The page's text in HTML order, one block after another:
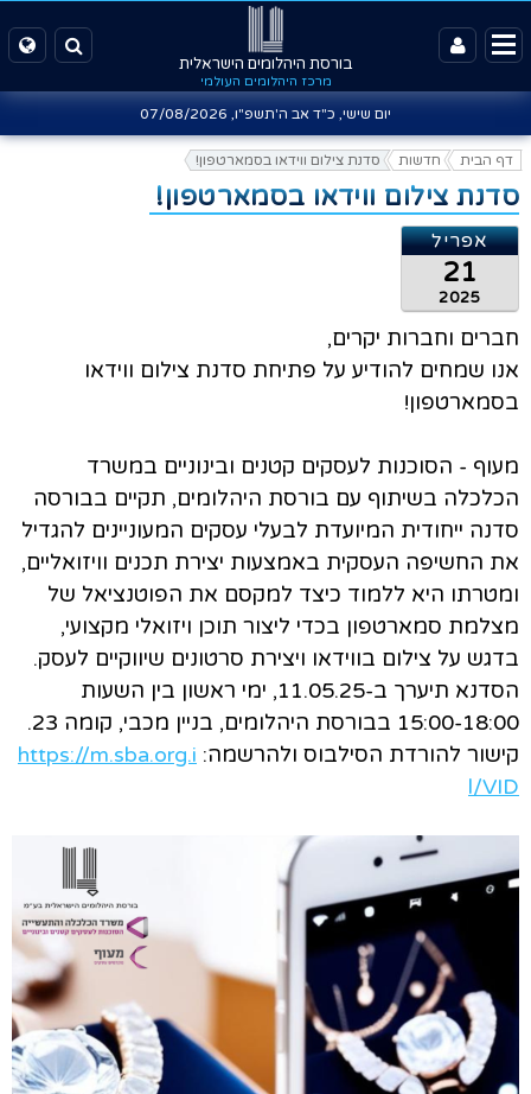
בורסת היהלומים הישראלית
מרכז היהלומים העולמי
יום שישי, כ"ד אב ה'תשפ"ו, 07/08/2026
דף הבית חדשות סדנת צילום ווידאו בסמארטפון!
סדנת צילום ווידאו בסמארטפון!
אפריל
21
2025
חברים וחברות יקרים,
אנו שמחים להודיע על פתיחת סדנת צילום ווידאו
בסמארטפון!
מעוף - הסוכנות לעסקים קטנים ובינוניים במשרד
הכלכלה בשיתוף עם בורסת היהלומים, תקיים בבורסה
סדנה ייחודית המיועדת לבעלי עסקים המעוניינים להגדיל
את החשיפה העסקית באמצעות יצירת תכנים וויזואליים,
ומטרתו היא ללמוד כיצד למקסם את הפוטנציאל של
מצלמת סמארטפון בכדי ליצור תוכן ויזואלי מקצועי,
בדגש על צילום בווידאו ויצירת סרטונים שיווקיים לעסק.
הסדנא תיערך ב-11.05.25, ימי ראשון בין השעות
15:00-18:00 בבורסת היהלומים, בניין מכבי, קומה 23.
קישור להורדת הסילבוס ולהרשמה: https://m.sba.org.i
l/VID